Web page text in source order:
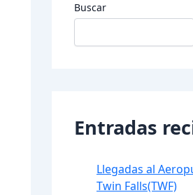
Buscar
Entradas
Llegadas al
Twin Falls(TWF)